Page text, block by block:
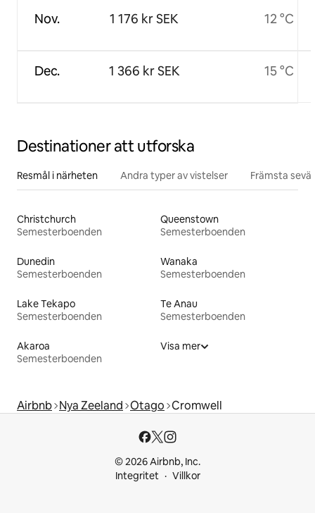
Nov.
Dec.
1 176 kr SEK
1 366 kr SEK
12 °C
15 °C
Destinationer att utforska
Resmål i närheten Andra typer av vistelser Främsta
Christchurch
Semesterboenden
Queenstown
Semesterboenden
Dunedin
Semesterboenden
Wanaka
Semesterboenden
Lake Tekapo
Semesterboenden
Te Anau
Semesterboenden
Akaroa
Semesterboenden
Visa mer
Airbnb Nya Zeeland Otago Cromwell
© 2026 Airbnb, Inc.
Integritet
Villkor